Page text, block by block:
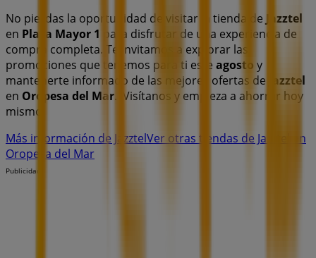
No pierdas la oportunidad de visitar la tienda de Jazztel
en Plaza Mayor 1 para disfrutar de una experiencia de
compra completa. Te invitamos a explorar las
promociones que tenemos para ti este agosto y
mantenerte informado de las mejores ofertas de
Jazztel
en Oropesa del Mar. ¡Visítanos y empieza a ahorrar hoy
mismo!
Más información de JazztelVer otras tiendas de Jazztel en
Oropesa del Mar
Publicidad